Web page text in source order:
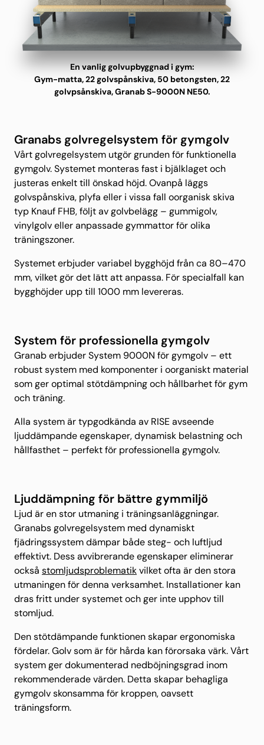
En vanlig golvupbyggnad i gym:
Gym-matta, 22 golvspånskiva, 50 betongsten, 22
golvpsånskiva, Granab S-9000N NE50.
Granabs golvregelsystem för gymgolv
Vårt golvregelsystem utgör grunden för funktionella
gymgolv. Systemet monteras fast i bjälklaget och
justeras enkelt till önskad höjd. Ovanpå läggs
golvspånskiva, plyfa eller i vissa fall oorganisk skiva
typ Knauf FHB, följt av golvbelägg – gummigolv,
vinylgolv eller anpassade gymmattor för olika
träningszoner.
Systemet erbjuder variabel bygghöjd från ca 80–470
mm, vilket gör det lätt att anpassa. För specialfall kan
bygghöjder upp till 1000 mm levereras.
System för professionella gymgolv
Granab erbjuder System 9000N för gymgolv – ett
robust system med komponenter i oorganiskt material
som ger optimal stötdämpning och hållbarhet för gym
och träning.
Alla system är typgodkända av RISE avseende
ljuddämpande egenskaper, dynamisk belastning och
hållfasthet – perfekt för professionella gymgolv.
Ljuddämpning för bättre gymmiljö
Ljud är en stor utmaning i träningsanläggningar.
Granabs golvregelsystem med dynamiskt
fjädringssystem dämpar både steg- och luftljud
effektivt. Dess avvibrerande egenskaper eliminerar
också stomljudsproblematik vilket ofta är den stora
utmaningen för denna verksamhet. Installationer kan
dras fritt under systemet och ger inte upphov till
stomljud.
Den stötdämpande funktionen skapar ergonomiska
fördelar. Golv som är för hårda kan förorsaka värk. Vårt
system ger dokumenterad nedböjningsgrad inom
rekommenderade värden. Detta skapar behagliga
gymgolv skonsamma för kroppen, oavsett
träningsform.